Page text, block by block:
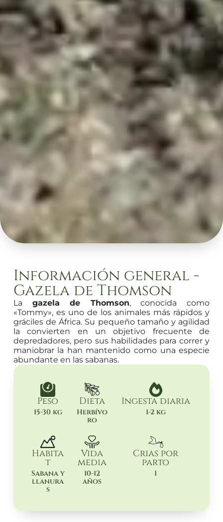
Información general -
Gazela de Thomson
La gazela de Thomson, conocida como
«Tommy», es uno de los animales más rápidos y
gráciles de África. Su pequeño tamaño y agilidad
la convierten en un objetivo frecuente de
depredadores, pero sus habilidades para correr y
maniobrar la han mantenido como una especie
abundante en las sabanas.
Peso
15-30 kg
Dieta
Herbívo
ro
Ingesta diaria
1-2 kg
Habita
t
Sabana y
llanura
s
Vida
media
10-12
años
Crias por
parto
1